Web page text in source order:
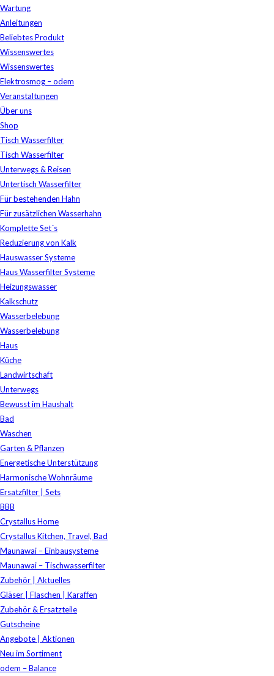
Wartung
Anleitungen
Beliebtes Produkt
Wissenswertes
Wissenswertes
Elektrosmog – odem
Veranstaltungen
Über uns
Shop
Tisch Wasserfilter
Tisch Wasserfilter
Unterwegs & Reisen
Untertisch Wasserfilter
Für bestehenden Hahn
Für zusätzlichen Wasserhahn
Komplette Set´s
Reduzierung von Kalk
Hauswasser Systeme
Haus Wasserfilter Systeme
Heizungswasser
Kalkschutz
Wasserbelebung
Wasserbelebung
Haus
Küche
Landwirtschaft
Unterwegs
Bewusst im Haushalt
Bad
Waschen
Garten & Pflanzen
Energetische Unterstützung
Harmonische Wohnräume
Ersatzfilter | Sets
BBB
Crystallus Home
Crystallus Kitchen, Travel, Bad
Maunawai – Einbausysteme
Maunawai – Tischwasserfilter
Zubehör | Aktuelles
Gläser | Flaschen | Karaffen
Zubehör & Ersatzteile
Gutscheine
Angebote | Aktionen
Neu im Sortiment
odem – Balance